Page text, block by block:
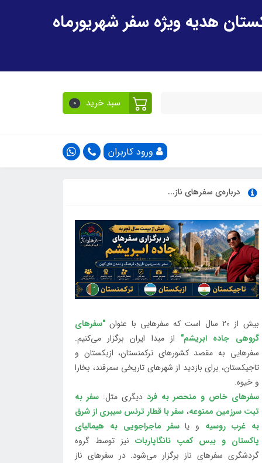
سبد خرید 0
ورود کاربران
درباره‌ی سفرهای ناز...
بیش از 20 سال است که سفرهایی با عنوان
"سفرهای
گروهی جاده ابریشم" از مبدا ایران برگزار می‌کنیم.
سفرهایی به مقصد کشورهای ترکمنستان، ازبکستان و
تاجیکستان، برای بازدید از شهرهای تاریخی سمرقند، بخارا
و خیوه.
سفرهای خاص و منحصر به فرددیگری مثل:سفر به
تبت سرزمین ممنوعه، سفر با قطار ترنس سیبری از شرق
به غرب روسیه و یاسفر ماجراجویی به هیمالیای
پاکستان و بیس کمپ نانگاپاربات نیز توسط گروه
گردشگری سفرهای ناز برگزار می‌شود. در سفرهای ناز